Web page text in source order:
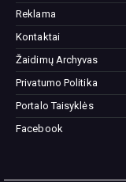
Reklama
Kontaktai
Žaidimų Archyvas
Privatumo Politika
Portalo Taisyklės
Facebook